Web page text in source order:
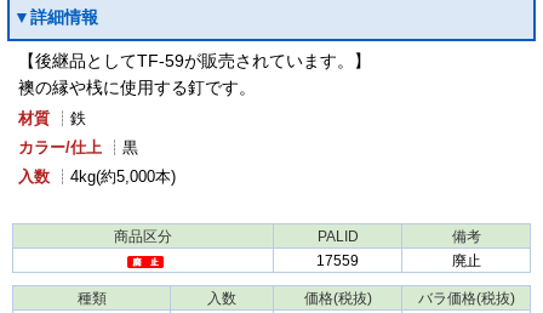
▼詳細情報
【後継品としてTF-59が販売されています。】
襖の縁や桟に使用する釘です。
材質
┊鉄
カラー/仕上
┊黒
入数
┊4kg(約5,000本)
商品区分 PALID
備考
17559
廃止
種類 入数 価格(税抜)
バラ価格(税抜)